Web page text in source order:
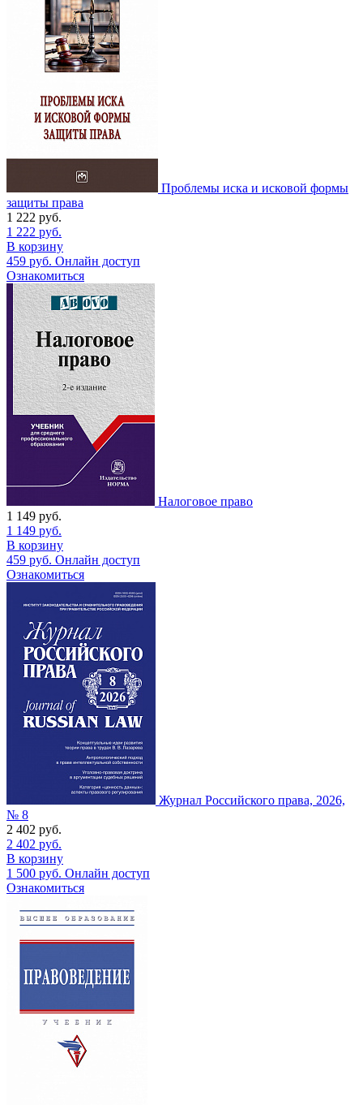
Проблемы иска и исковой формы
защиты права
1 222 руб.
1 222 руб.
В корзину
459 руб. Онлайн доступ
Ознакомиться
Налоговое право
1 149 руб.
1 149 руб.
В корзину
459 руб. Онлайн доступ
Ознакомиться
Журнал Российского права, 2026,
№ 8
2 402 руб.
2 402 руб.
В корзину
1 500 руб. Онлайн доступ
Ознакомиться